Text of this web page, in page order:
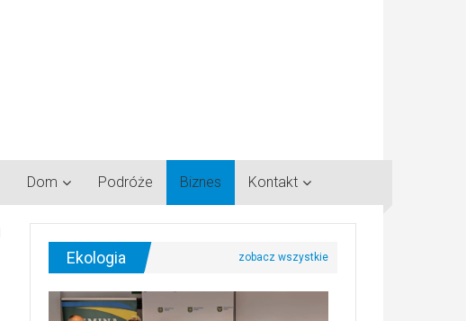
Dom Podróże Biznes Kontakt
Ekologia